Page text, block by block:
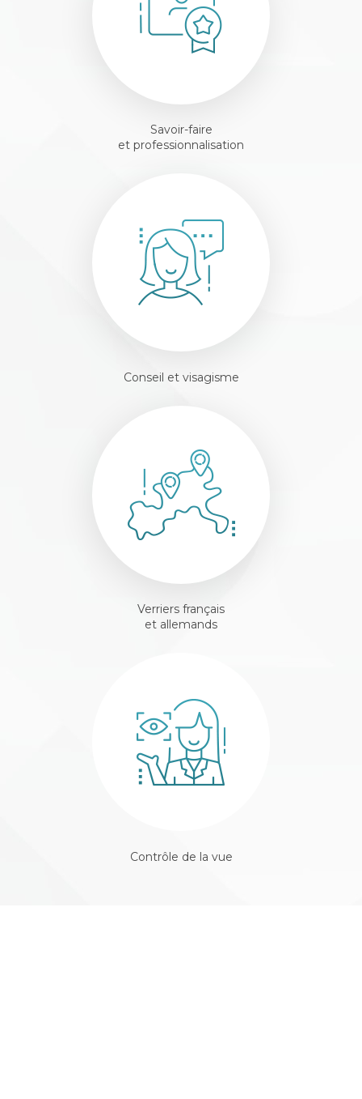
Savoir-faire
et professionnalisation
Conseil et visagisme
Verriers français
et allemands
Contrôle de la vue